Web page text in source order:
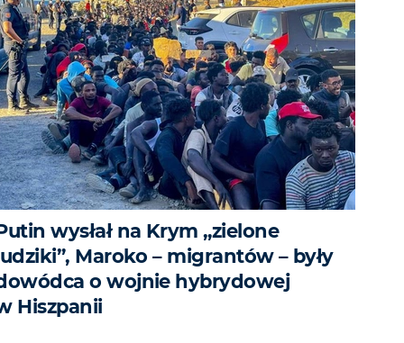
wysłał na Krym „zielone
Maroko – migrantów – były
o wojnie hybrydowej
Hiszpanii